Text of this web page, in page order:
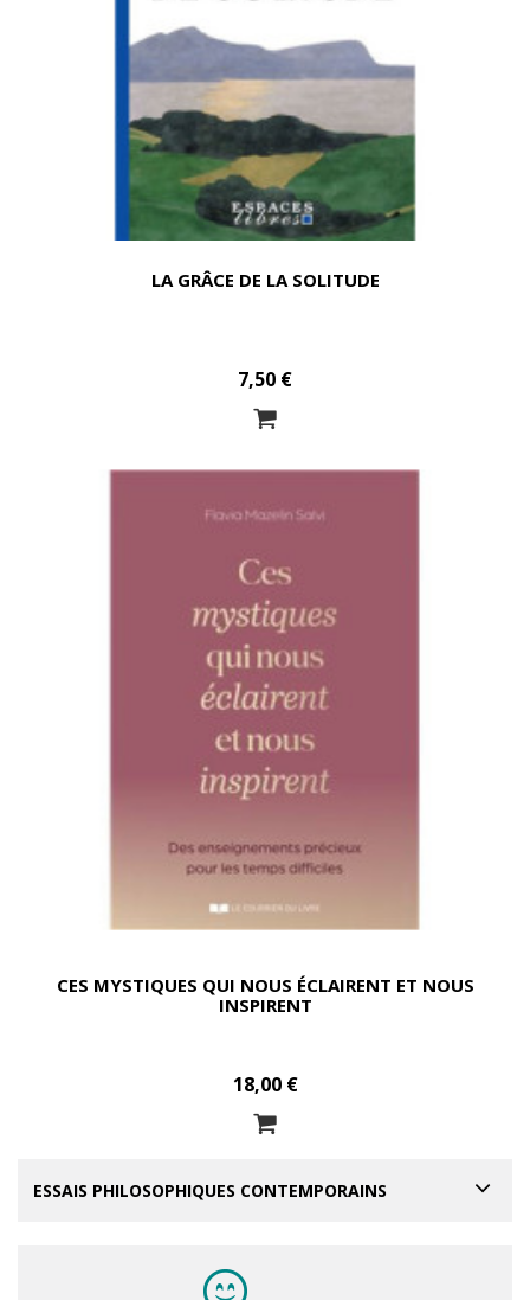
LA GRÂCE DE LA SOLITUDE
7,50 €
CES MYSTIQUES QUI NOUS ÉCLAIRENT ET NOUS
INSPIRENT
18,00 €
ESSAIS PHILOSOPHIQUES CONTEMPORAINS